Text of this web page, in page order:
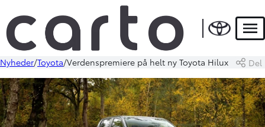
Nyheder Toyota Verdenspremiere på helt ny Toyota Hilux Del